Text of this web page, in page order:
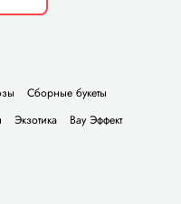
Сборные букеты
Экзотика Вау Эффект